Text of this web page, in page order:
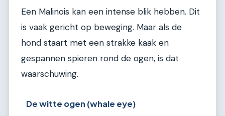
Een Malinois kan een intense blik hebben. Dit
is vaak gericht op beweging. Maar als de
hond staart met een strakke kaak en
gespannen spieren rond de ogen, is dat
waarschuwing.
De witte ogen (whale eye)